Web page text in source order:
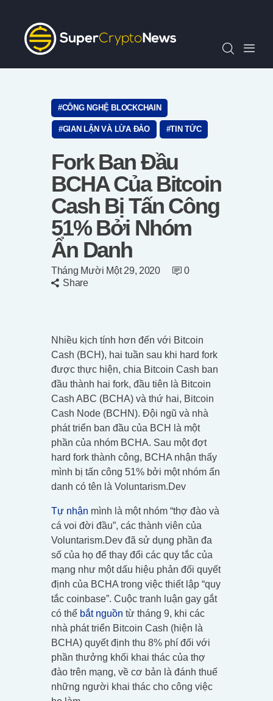
Chỉ Số SCN30
Tin Tức
Quan Điểm
Video
Thông Cáo Báo Chí
CÔNG NGHỆ BLOCKCHAIN
GIAN LẬN VÀ LỪA ĐẢO TIN TỨC
Fork Ban Đầu
BCHA Của Bitcoin
Cash Bị Tấn Công
51% Bởi Nhóm
Ẩn Danh
Tháng Mười Một 29, 2020
0
Share
Nhiều kịch tính hơn đến với Bitcoin
Cash (BCH), hai tuần sau khi hard fork
được thực hiện, chia Bitcoin Cash ban
đầu thành hai fork, đầu tiên là Bitcoin
Cash ABC (BCHA) và thứ hai, Bitcoin
Cash Node (BCHN). Đội ngũ và nhà
phát triển ban đầu của BCH là một
phần của nhóm BCHA. Sau một đợt
hard fork thành công, BCHA nhận thấy
mình bị tấn công 51% bởi một nhóm ẩn
danh có tên là Voluntarism.Dev
Tự nhận mình là một nhóm “thợ đào và
cá voi đời đầu”, các thành viên của
Voluntarism.Dev đã sử dụng phần đa
số của họ để thay đổi các quy tắc của
mạng như một dấu hiệu phản đối quyết
định của BCHA trong việc thiết lập “quy
tắc coinbase”. Cuộc tranh luận gay gắt
có thể bắt nguồn từ tháng 9, khi các
nhà phát triển Bitcoin Cash (hiện là
BCHA) quyết định thu 8% phí đối với
phần thưởng khối khai thác của thợ
đào trên mạng, về cơ bản là đánh thuế
những người khai thác cho công việc